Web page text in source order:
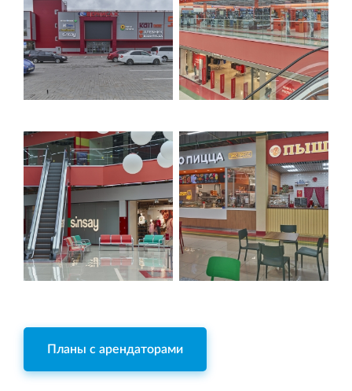
Планы с арендаторами